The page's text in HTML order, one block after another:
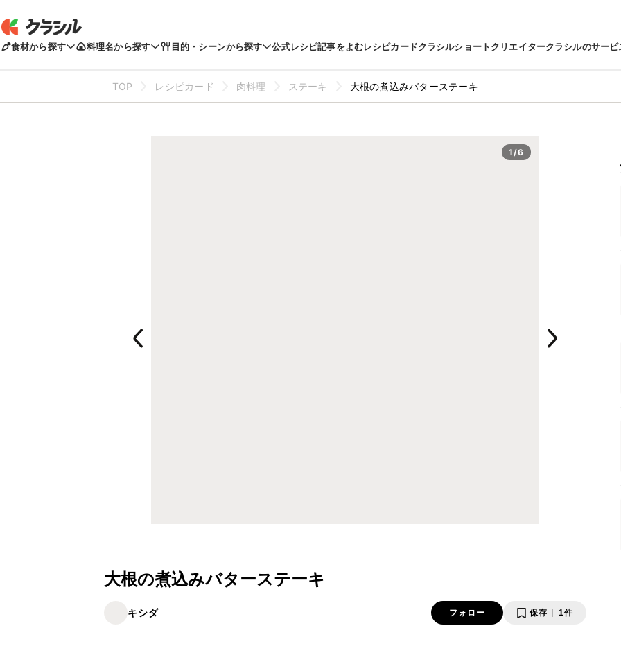
食材から探す 料理名から探す 目的・シーンから探す 公式レシピ記事をよむレシピカードクラシルショートクリエイタークラシルのサービ
TOP レシピカード 肉料理 ステーキ 大根の煮込みバターステーキ
1/6
大根の煮込みバターステーキ
キシダ フォロー 保存 1件